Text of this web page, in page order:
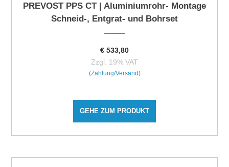
PREVOST PPS CT | Aluminiumrohr- Montage
Schneid-, Entgrat- und Bohrset
€ 533,80
Zzgl. 19% VAT
(Zahlung/Versand)
GEHE ZUM PRODUKT